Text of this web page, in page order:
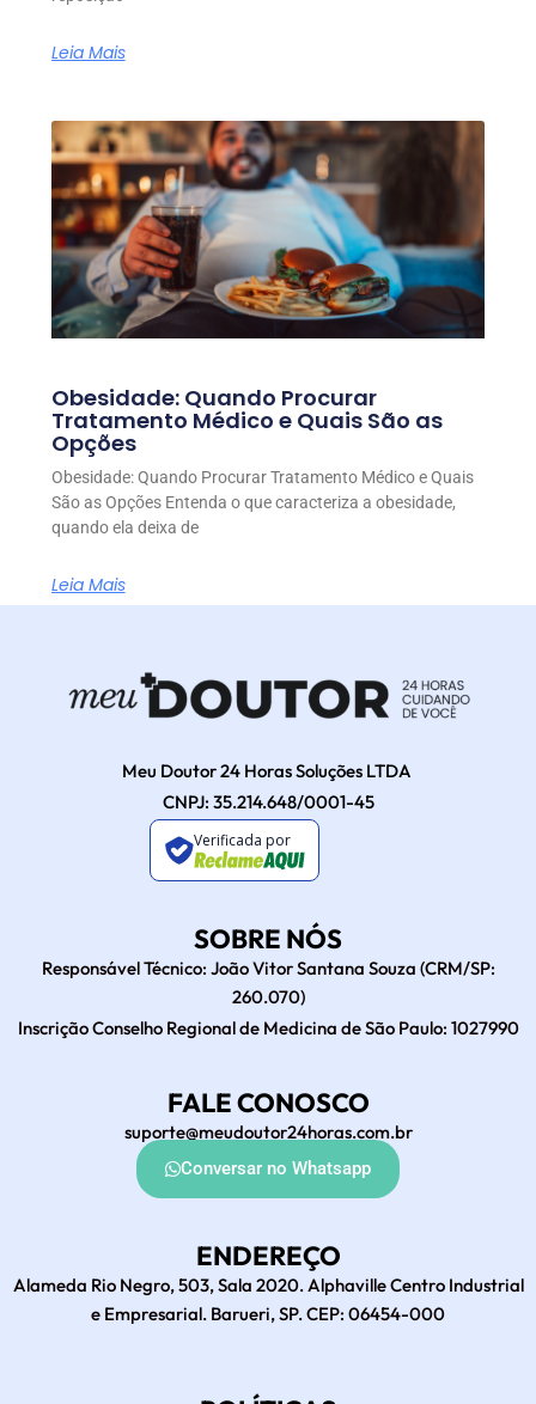
Leia Mais
Obesidade: Quando Procurar
Tratamento Médico e Quais São as
Opções
Obesidade: Quando Procurar Tratamento Médico e Quais
São as Opções Entenda o que caracteriza a obesidade,
quando ela deixa de
Leia Mais
Meu Doutor 24 Horas Soluções LTDA
CNPJ: 35.214.648/0001-45
Verificada por
SOBRE NÓS
Responsável Técnico: João Vitor Santana Souza (CRM/SP:
260.070)
Inscrição Conselho Regional de Medicina de São Paulo: 1027990
FALE CONOSCO
suporte@meudoutor24horas.com.br
Conversar no Whatsapp
ENDEREÇO
Alameda Rio Negro, 503, Sala 2020. Alphaville Centro Industrial
e Empresarial. Barueri, SP. CEP: 06454-000